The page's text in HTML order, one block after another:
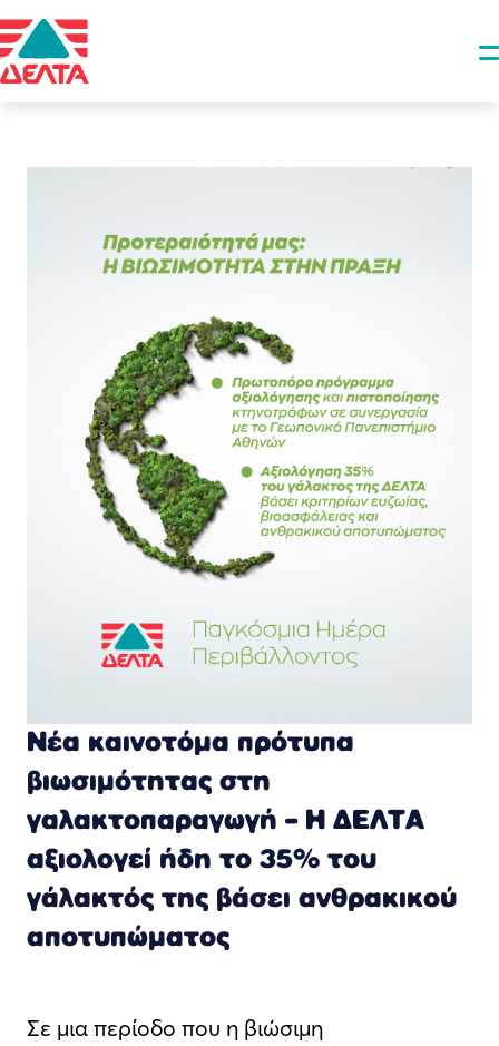
Νέα καινοτόμα πρότυπα
βιωσιμότητας στη
γαλακτοπαραγωγή – Η ΔΕΛΤΑ
αξιολογεί ήδη το 35% του
γάλακτός της βάσει ανθρακικού
αποτυπώματος
Σε μια περίοδο που η βιώσιμη